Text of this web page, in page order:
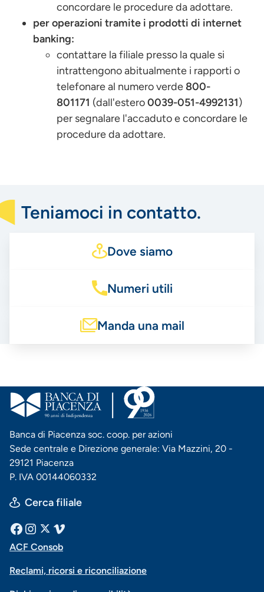
concordare le procedure da adottare.
per operazioni tramite i prodotti di internet
banking:
contattare la filiale presso la quale si
intrattengono abitualmente i rapporti o
telefonare al numero verde 800-
801171 (dall'estero0039-051-4992131)
per segnalare l'accaduto e concordare le
procedure da adottare.
Teniamoci in contatto.
Dove siamo
Numeri utili
Manda una mail
Banca di Piacenza soc. coop. per azioni
Sede centrale e Direzione generale: Via Mazzini, 20 -
29121 Piacenza
P. IVA 00144060332
Cerca filiale
Menu
social
Facebook
InstagramVimeo
Menu
ACF Consob
Reclami, ricorsi e riconciliazione